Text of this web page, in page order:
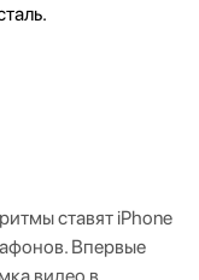
ставят iPhone
Впервые